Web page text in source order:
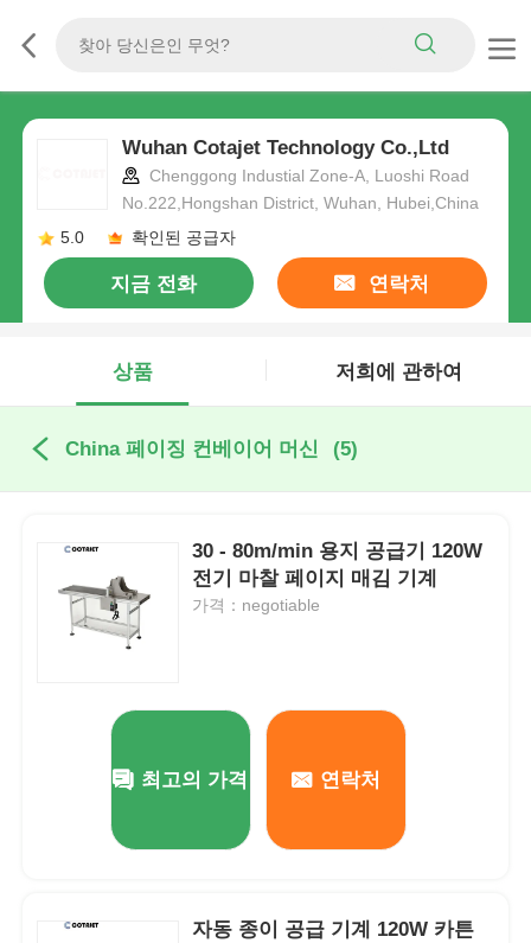
Wuhan Cotajet Technology Co.,Ltd
Chenggong Industial Zone-A, Luoshi Road
No.222,Hongshan District, Wuhan, Hubei,China
5.0
확인된 공급자
지금 전화 연락처
상품 저희에 관하여
China 페이징 컨베이어 머신 (5)
30 - 80m/min 용지 공급기 120W
전기 마찰 페이지 매김 기계
가격：negotiable
최고의 가격 연락처
자동 종이 공급 기계 120W 카튼